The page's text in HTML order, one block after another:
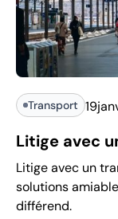
Transport 19
Litige avec
Litige avec un
solutions
différend.